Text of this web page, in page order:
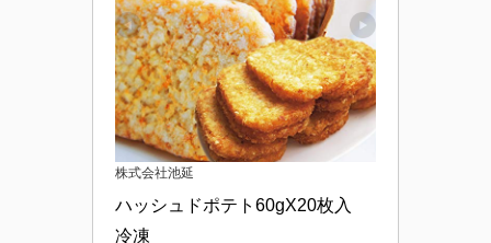
株式会社池延
ハッシュドポテト60gX20枚入
冷凍